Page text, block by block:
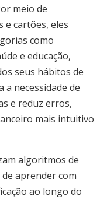
meio de
e cartões, eles
como
e educação,
seus hábitos de
a necessidade de
e reduz erros,
mais intuitivo
algoritmos de
aprender com
ao longo do